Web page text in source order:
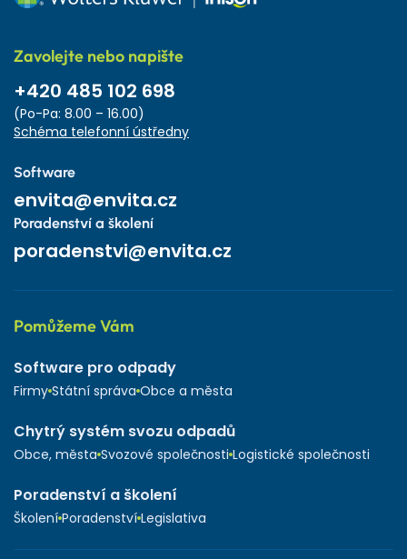
Zavolejte nebo napište
+420 485 102 698
(Po-Pa: 8.00 – 16.00)
Schéma telefonní ústředny
Software
envita@envita.cz
Poradenství a školení
poradenstvi@envita.cz
Pomůžeme Vám
Software pro odpady
Firmy Státní správa Obce a města
Chytrý systém svozu odpadů
Obce, města Svozové společnosti Logistické společnosti
Poradenství a školení
Školení Poradenství Legislativa